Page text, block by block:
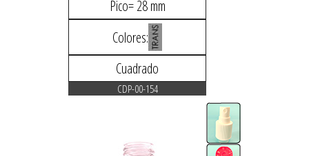
Pico= 28 mm
Colores:
Cuadrado
CDP-00-154